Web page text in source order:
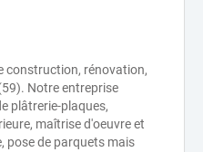
construction, rénovation,
Notre entreprise
plâtrerie-plaques,
maîtrise d'oeuvre et
pose de parquets mais